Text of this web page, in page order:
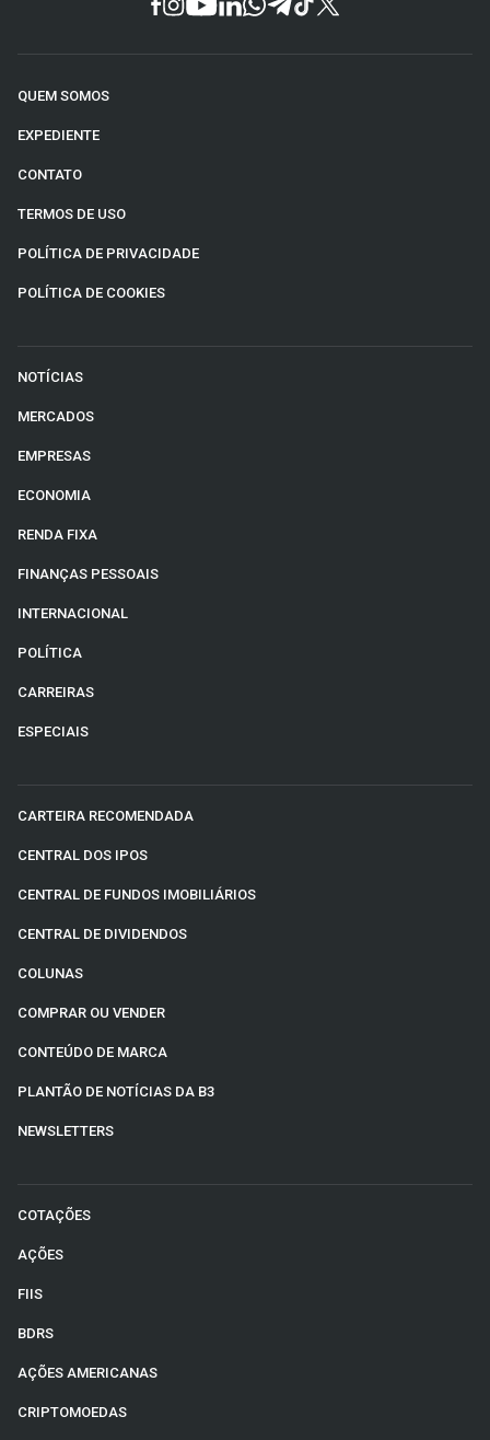
QUEM SOMOS
EXPEDIENTE
CONTATO
TERMOS DE USO
POLÍTICA DE PRIVACIDADE
POLÍTICA DE COOKIES
NOTÍCIAS
MERCADOS
EMPRESAS
ECONOMIA
RENDA FIXA
FINANÇAS PESSOAIS
INTERNACIONAL
POLÍTICA
CARREIRAS
ESPECIAIS
CARTEIRA RECOMENDADA
CENTRAL DOS IPOS
CENTRAL DE FUNDOS IMOBILIÁRIOS
CENTRAL DE DIVIDENDOS
COLUNAS
COMPRAR OU VENDER
CONTEÚDO DE MARCA
PLANTÃO DE NOTÍCIAS DA B3
NEWSLETTERS
COTAÇÕES
AÇÕES
FIIS
BDRS
AÇÕES AMERICANAS
CRIPTOMOEDAS